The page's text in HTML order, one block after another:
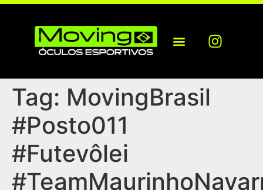
Tag: MovingBrasil
#Posto011
#Futevôlei